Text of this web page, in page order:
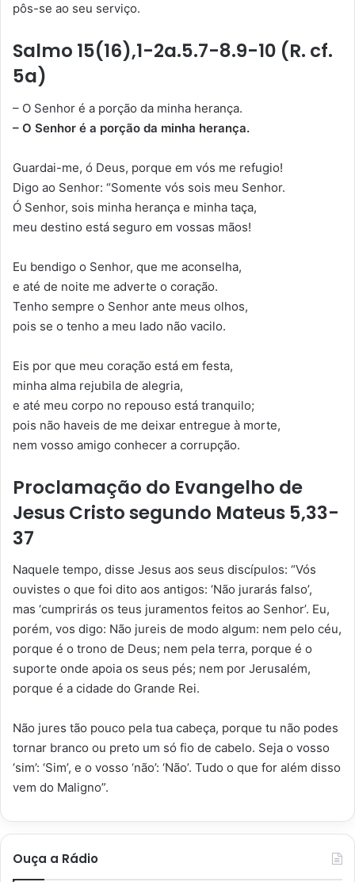
pôs-se ao seu serviço.
Salmo 15(16),1-2a.5.7-8.9-10 (R. cf.
5a)
– O Senhor é a porção da minha herança.
– O Senhor é a porção da minha herança.
Guardai-me, ó Deus, porque em vós me refugio!
Digo ao Senhor: “Somente vós sois meu Senhor.
Ó Senhor, sois minha herança e minha taça,
meu destino está seguro em vossas mãos!
Eu bendigo o Senhor, que me aconselha,
e até de noite me adverte o coração.
Tenho sempre o Senhor ante meus olhos,
pois se o tenho a meu lado não vacilo.
Eis por que meu coração está em festa,
minha alma rejubila de alegria,
e até meu corpo no repouso está tranquilo;
pois não haveis de me deixar entregue à morte,
nem vosso amigo conhecer a corrupção.
Proclamação do Evangelho de
Jesus Cristo segundo Mateus 5,33-
37
Naquele tempo, disse Jesus aos seus discípulos: “Vós
ouvistes o que foi dito aos antigos: ‘Não jurarás falso’,
mas ‘cumprirás os teus juramentos feitos ao Senhor’. Eu,
porém, vos digo: Não jureis de modo algum: nem pelo céu,
porque é o trono de Deus; nem pela terra, porque é o
suporte onde apoia os seus pés; nem por Jerusalém,
porque é a cidade do Grande Rei.
Não jures tão pouco pela tua cabeça, porque tu não podes
tornar branco ou preto um só fio de cabelo. Seja o vosso
‘sim’: ‘Sim’, e o vosso ‘não’: ‘Não’. Tudo o que for além disso
vem do Maligno”.
Ouça a Rádio